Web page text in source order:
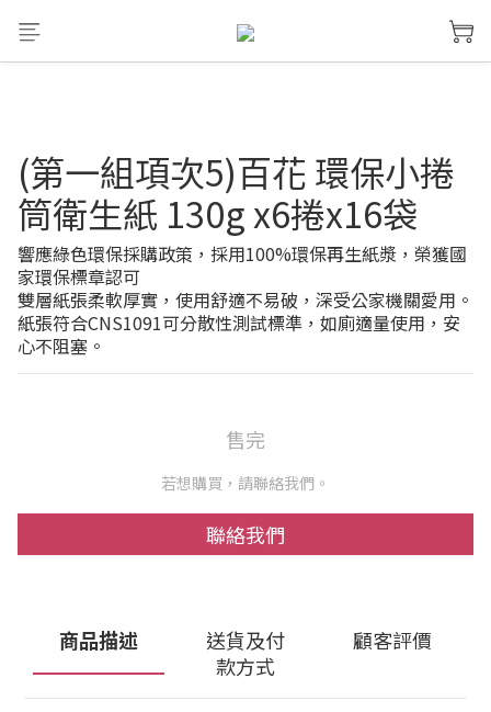
(第一組項次5)百花 環保小捲
筒衛生紙 130g x6捲x16袋
響應綠色環保採購政策，採用100%環保再生紙漿，榮獲國
家環保標章認可
雙層紙張柔軟厚實，使用舒適不易破，深受公家機關愛用。
紙張符合CNS1091可分散性測試標準，如廁適量使用，安
心不阻塞。
售完
若想購買，請聯絡我們。
聯絡我們
商品描述
送貨及付
款方式
顧客評價